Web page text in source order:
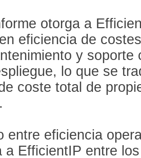
otorga a
eficiencia de
y soporte
lo que se
coste total de
entre eficiencia
a EfficientIP entre